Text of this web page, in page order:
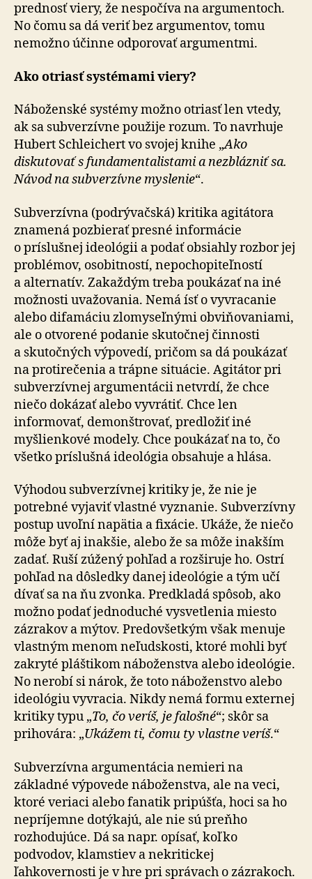
prednosť viery, že nespočíva na argumentoch.
No čomu sa dá veriť bez argumentov, tomu
nemožno účinne odporovať argumentmi.
Ako otriasť systémami viery?
Náboženské systémy možno otriasť len vtedy,
ak sa subverzívne použije rozum. To navrhuje
Hubert Schleichert vo svojej knihe „Ako
diskutovať s fundamentalistami a nezblázniť sa.
Návod na subverzívne myslenie“.
Subverzívna (podrývačská) kritika agitátora
znamená pozbierať presné informácie
o príslušnej ideológii a podať obsiahly rozbor jej
problémov, osobitností, nepochopiteľností
a alternatív. Zakaždým treba poukázať na iné
možnosti uvažovania. Nemá ísť o vyvracanie
alebo difamáciu zlomyseľnými obviňovaniami,
ale o otvorené podanie skutočnej činnosti
a skutočných výpovedí, pričom sa dá poukázať
na protirečenia a trápne situácie. Agitátor pri
subverzívnej argumentácii netvrdí, že chce
niečo dokázať alebo vyvrátiť. Chce len
informovať, demonštrovať, predložiť iné
myšlienkové modely. Chce poukázať na to, čo
všetko príslušná ideológia obsahuje a hlása.
Výhodou subverzívnej kritiky je, že nie je
potrebné vyjaviť vlastné vyznanie. Subverzívny
postup uvoľní napätia a fixácie. Ukáže, že niečo
môže byť aj inakšie, alebo že sa môže inakším
zadať. Ruší zúžený pohľad a rozširuje ho. Ostrí
pohľad na dôsledky danej ideológie a tým učí
dívať sa na ňu zvonka. Predkladá spôsob, ako
možno podať jednoduché vysvetlenia miesto
zázrakov a mýtov. Predovšetkým však menuje
vlastným menom neľudskosti, ktoré mohli byť
zakryté pláštikom náboženstva alebo ideológie.
No nerobí si nárok, že toto náboženstvo alebo
ideológiu vyvracia. Nikdy nemá formu externej
kritiky typu „To, čo veríš, je falošné“; skôr sa
prihovára: „Ukážem ti, čomu ty vlastne veríš.“
Subverzívna argumentácia nemieri na
základné výpovede náboženstva, ale na veci,
ktoré veriaci alebo fanatik pripúšťa, hoci sa ho
nepríjemne dotýkajú, ale nie sú preňho
rozhodujúce. Dá sa napr. opísať, koľko
podvodov, klamstiev a nekritickej
ľahkovernosti je v hre pri správach o zázrakoch.